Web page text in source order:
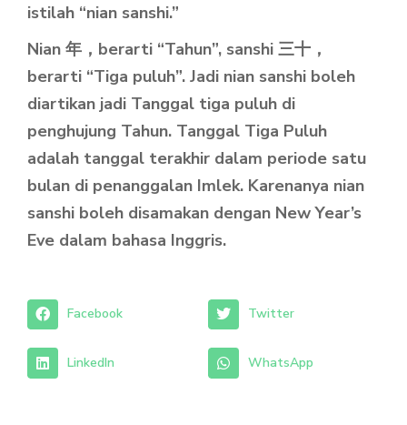
istilah “nian sanshi.”
Nian 年，berarti “Tahun”, sanshi 三十，
berarti “Tiga puluh”. Jadi nian sanshi boleh
diartikan jadi Tanggal tiga puluh di
penghujung Tahun. Tanggal Tiga Puluh
adalah tanggal terakhir dalam periode satu
bulan di penanggalan Imlek. Karenanya nian
sanshi boleh disamakan dengan New Year’s
Eve dalam bahasa Inggris.
Facebook Twitter
LinkedIn WhatsApp